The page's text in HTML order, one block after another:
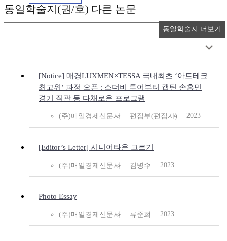
동일학술지(권/호) 다른 논문
[Notice] 매경LUXMEN×TESSA 국내최초 ‘아트테크
최고위’ 과정 오픈 : 소더비 투어부터 캡틴 손흥민
경기 직관 등 다채로운 프로그램
(주)매일경제신문사 편집부(편집자) 2023
[Editor’s Letter] 시니어타운 고르기
(주)매일경제신문사 김병수 2023
Photo Essay
(주)매일경제신문사 류준희 2023
동일학술지 더보기